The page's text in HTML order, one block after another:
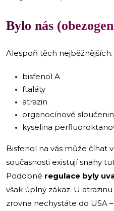
Bylo nás
Alespoň těch nejběžnějších.
bisfenol A
ftaláty
atrazin
organocínové
kyselina
Bisfenol na vás může číhat
současnosti existují snahy
Podobné regulace byly
však úplný zákaz. U
zrovna nechystáte do USA